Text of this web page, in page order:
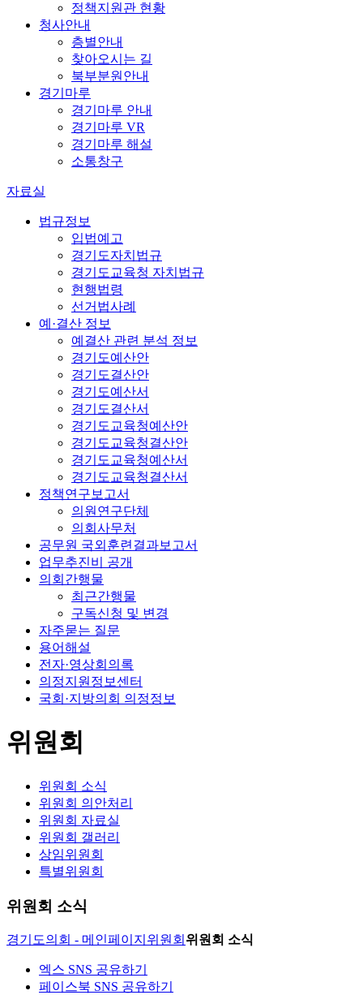
정책지원관 현황
청사안내
층별안내
찾아오시는 길
북부분원안내
경기마루
경기마루 안내
경기마루 VR
경기마루 해설
소통창구
자료실
법규정보
입법예고
경기도자치법규
경기도교육청 자치법규
현행법령
선거법사례
예·결산 정보
예결산 관련 분석 정보
경기도예산안
경기도결산안
경기도예산서
경기도결산서
경기도교육청예산안
경기도교육청결산안
경기도교육청예산서
경기도교육청결산서
정책연구보고서
의원연구단체
의회사무처
공무원 국외훈련결과보고서
업무추진비 공개
의회간행물
최근간행물
구독신청 및 변경
자주묻는 질문
용어해설
전자·영상회의록
의정지원정보센터
국회·지방의회 의정정보
위원회
위원회 소식
위원회 의안처리
위원회 자료실
위원회 갤러리
상임위원회
특별위원회
위원회 소식
경기도의회 - 메인페이지 위원회 위원회 소식
엑스 SNS 공유하기
페이스북 SNS 공유하기